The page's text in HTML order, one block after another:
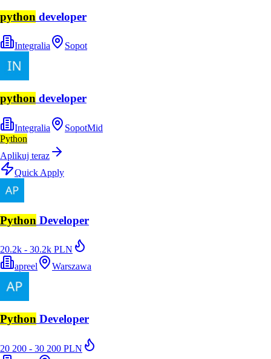
python developer
Integralia Sopot
python developer
Integralia SopotMid
Python
Aplikuj teraz
Quick Apply
Python Developer
20.2k - 30.2k PLN
apreel
Warszawa
Python Developer
20 200 - 30 200 PLN